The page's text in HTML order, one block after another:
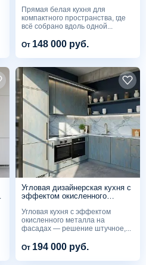
Прямая белая кухня для
компактного пространства, где
всё собрано вдоль одной...
От 148 000 руб.
Угловая дизайнерская кухня с
эффектом окисленного
столешницей из кварцита
Угловая кухня с эффектом
окисленного металла на
фасадах — решение штучное,...
От 194 000 руб.